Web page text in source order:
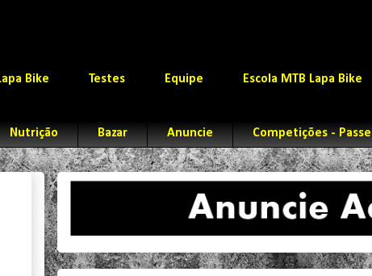
Bike Testes Equipe Escola MTB Lapa Bike
Nutrição Bazar Anuncie Competições -